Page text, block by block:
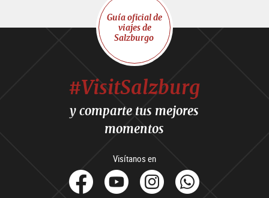
Guía oficial de
viajes de
Salzburgo
#VisitSalzburg
y comparte tus mejores
momentos
Visítanos en
facebook
YoutubeInstagram